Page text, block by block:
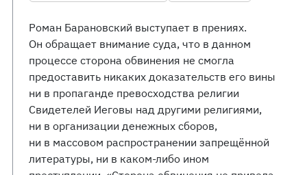
Роман Барановский выступает в прениях.
Он обращает внимание суда, что в данном
процессе сторона обвинения не смогла
предоставить никаких доказательств его вины
ни в пропаганде превосходства религии
Свидетелей Иеговы над другими религиями,
ни в организации денежных сборов,
ни в массовом распространении запрещённой
литературы, ни в каком-либо ином